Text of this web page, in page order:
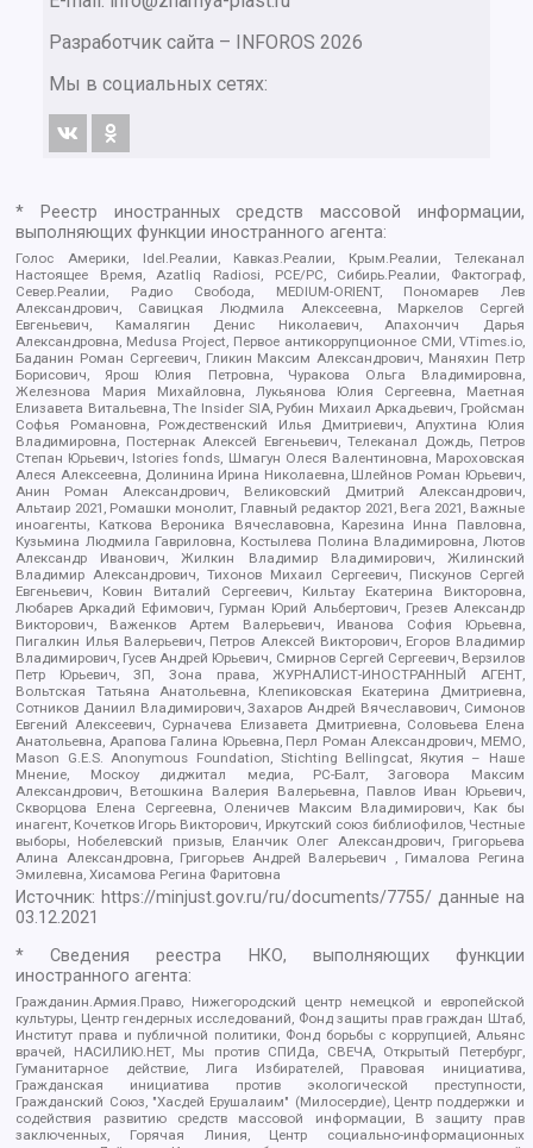
Разработчик сайта – INFOROS 2026
Мы в социальных сетях:
* Реестр иностранных средств массовой информации,
выполняющих функции иностранного агента:
Голос Америки, Idel.Реалии, Кавказ.Реалии, Крым.Реалии, Телеканал
Настоящее Время, Azatliq Radiosi, PCE/PC, Сибирь.Реалии, Фактограф,
Север.Реалии, Радио Свобода, MEDIUM-ORIENT, Пономарев Лев
Александрович, Савицкая Людмила Алексеевна, Маркелов Сергей
Евгеньевич, Камалягин Денис Николаевич, Апахончич Дарья
Александровна, Medusa Project, Первое антикоррупционное СМИ, VTimes.io,
Баданин Роман Сергеевич, Гликин Максим Александрович, Маняхин Петр
Борисович, Ярош Юлия Петровна, Чуракова Ольга Владимировна,
Железнова Мария Михайловна, Лукьянова Юлия Сергеевна, Маетная
Елизавета Витальевна, The Insider SIA, Рубин Михаил Аркадьевич, Гройсман
Софья Романовна, Рождественский Илья Дмитриевич, Апухтина Юлия
Владимировна, Постернак Алексей Евгеньевич, Телеканал Дождь, Петров
Степан Юрьевич, Istories fonds, Шмагун Олеся Валентиновна, Мароховская
Алеся Алексеевна, Долинина Ирина Николаевна, Шлейнов Роман Юрьевич,
Анин Роман Александрович, Великовский Дмитрий Александрович,
Альтаир 2021, Ромашки монолит, Главный редактор 2021, Вега 2021, Важные
иноагенты, Каткова Вероника Вячеславовна, Карезина Инна Павловна,
Кузьмина Людмила Гавриловна, Костылева Полина Владимировна, Лютов
Александр Иванович, Жилкин Владимир Владимирович, Жилинский
Владимир Александрович, Тихонов Михаил Сергеевич, Пискунов Сергей
Евгеньевич, Ковин Виталий Сергеевич, Кильтау Екатерина Викторовна,
Любарев Аркадий Ефимович, Гурман Юрий Альбертович, Грезев Александр
Викторович, Важенков Артем Валерьевич, Иванова София Юрьевна,
Пигалкин Илья Валерьевич, Петров Алексей Викторович, Егоров Владимир
Владимирович, Гусев Андрей Юрьевич, Смирнов Сергей Сергеевич, Верзилов
Петр Юрьевич, ЗП, Зона права, ЖУРНАЛИСТ-ИНОСТРАННЫЙ АГЕНТ,
Вольтская Татьяна Анатольевна, Клепиковская Екатерина Дмитриевна,
Сотников Даниил Владимирович, Захаров Андрей Вячеславович, Симонов
Евгений Алексеевич, Сурначева Елизавета Дмитриевна, Соловьева Елена
Анатольевна, Арапова Галина Юрьевна, Перл Роман Александрович, МЕМО,
Mason G.E.S. Anonymous Foundation, Stichting Bellingcat, Якутия – Наше
Мнение, Москоу диджитал медиа, РС-Балт, Заговора Максим
Александрович, Ветошкина Валерия Валерьевна, Павлов Иван Юрьевич,
Скворцова Елена Сергеевна, Оленичев Максим Владимирович, Как бы
инагент, Кочетков Игорь Викторович, Иркутский союз библиофилов, Честные
выборы, Нобелевский призыв, Еланчик Олег Александрович, Григорьева
Алина Александровна, Григорьев Андрей Валерьевич , Гималова Регина
Эмилевна, Хисамова Регина Фаритовна
Источник:https://minjust.gov.ru/ru/documents/7755/ данные на
03.12.2021
* Сведения реестра НКО, выполняющих функции
иностранного агента:
Гражданин.Армия.Право, Нижегородский центр немецкой и европейской
культуры, Центр гендерных исследований, Фонд защиты прав граждан Штаб,
Институт права и публичной политики, Фонд борьбы с коррупцией, Альянс
врачей, НАСИЛИЮ.НЕТ, Мы против СПИДа, СВЕЧА, Открытый Петербург,
Гуманитарное действие, Лига Избирателей, Правовая инициатива,
Гражданская инициатива против экологической преступности,
Гражданский Союз, "Хасдей Ерушалаим" (Милосердие), Центр поддержки и
содействия развитию средств массовой информации, В защиту прав
заключенных, Горячая Линия, Центр социально-информационных